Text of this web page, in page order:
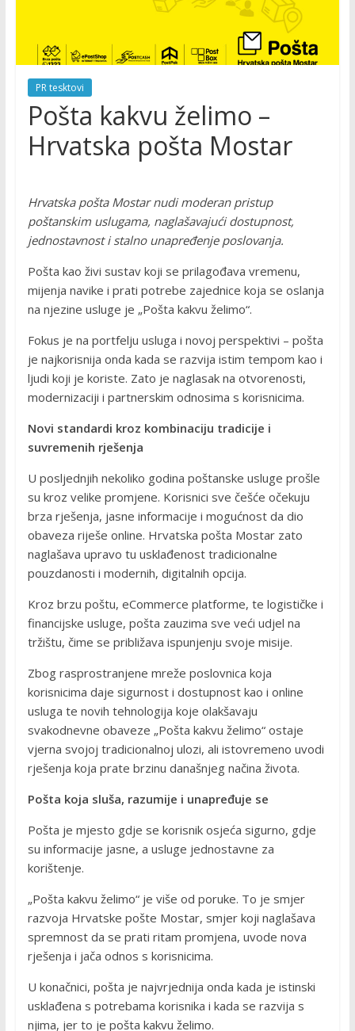
PR tesktovi
Pošta kakvu želimo –
Hrvatska pošta Mostar
Hrvatska pošta Mostar nudi moderan pristup
poštanskim uslugama, naglašavajući dostupnost,
jednostavnost i stalno unapređenje poslovanja.
Pošta kao živi sustav koji se prilagođava vremenu,
mijenja navike i prati potrebe zajednice koja se oslanja
na njezine usluge je „Pošta kakvu želimo“.
Fokus je na portfelju usluga i novoj perspektivi – pošta
je najkorisnija onda kada se razvija istim tempom kao i
ljudi koji je koriste. Zato je naglasak na otvorenosti,
modernizaciji i partnerskim odnosima s korisnicima.
Novi standardi kroz kombinaciju tradicije i
suvremenih rješenja
U posljednjih nekoliko godina poštanske usluge prošle
su kroz velike promjene. Korisnici sve češće očekuju
brza rješenja, jasne informacije i mogućnost da dio
obaveza riješe online. Hrvatska pošta Mostar zato
naglašava upravo tu usklađenost tradicionalne
pouzdanosti i modernih, digitalnih opcija.
Kroz brzu poštu, eCommerce platforme, te logističke i
financijske usluge, pošta zauzima sve veći udjel na
tržištu, čime se približava ispunjenju svoje misije.
Zbog rasprostranjene mreže poslovnica koja
korisnicima daje sigurnost i dostupnost kao i online
usluga te novih tehnologija koje olakšavaju
svakodnevne obaveze „Pošta kakvu želimo“ ostaje
vjerna svojoj tradicionalnoj ulozi, ali istovremeno uvodi
rješenja koja prate brzinu današnjeg načina života.
Pošta koja sluša, razumije i unapređuje se
Pošta je mjesto gdje se korisnik osjeća sigurno, gdje
su informacije jasne, a usluge jednostavne za
korištenje.
„Pošta kakvu želimo“ je više od poruke. To je smjer
razvoja Hrvatske pošte Mostar, smjer koji naglašava
spremnost da se prati ritam promjena, uvode nova
rješenja i jača odnos s korisnicima.
U konačnici, pošta je najvrjednija onda kada je istinski
usklađena s potrebama korisnika i kada se razvija s
njima, jer to je pošta kakvu želimo.